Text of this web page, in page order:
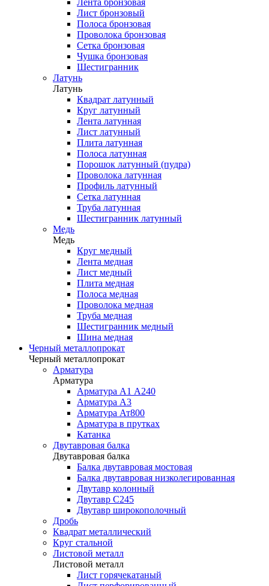
Лента бронзовая
Лист бронзовый
Полоса бронзовая
Проволока бронзовая
Сетка бронзовая
Чушка бронзовая
Шестигранник
Латунь
Латунь
Квадрат латунный
Круг латунный
Лента латунная
Лист латунный
Плита латунная
Полоса латунная
Порошок латунный (пудра)
Проволока латунная
Профиль латунный
Сетка латунная
Труба латунная
Шестигранник латунный
Медь
Медь
Круг медный
Лента медная
Лист медный
Плита медная
Полоса медная
Проволока медная
Труба медная
Шестигранник медный
Шина медная
Черный металлопрокат
Черный металлопрокат
Арматура
Арматура
Арматура А1 А240
Арматура А3
Арматура Ат800
Арматура в прутках
Катанка
Двутавровая балка
Двутавровая балка
Балка двутавровая мостовая
Балка двутавровая низколегированная
Двутавр колонный
Двутавр С245
Двутавр широкополочный
Дробь
Квадрат металлический
Круг стальной
Листовой металл
Листовой металл
Лист горячекатаный